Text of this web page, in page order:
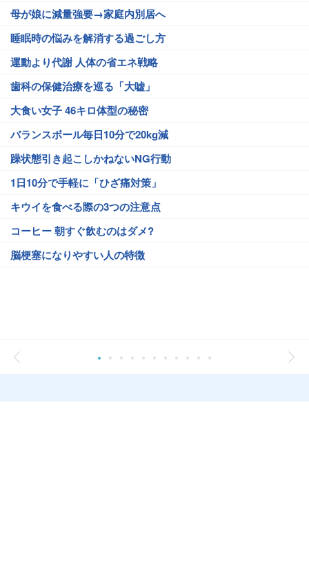
母が娘に減量強要→家庭内別居へ
睡眠時の悩みを解消する過ごし方
運動より代謝 人体の省エネ戦略
歯科の保健治療を巡る「大嘘」
大食い女子 46キロ体型の秘密
バランスボール毎日10分で20kg減
躁状態引き起こしかねないNG行動
1日10分で手軽に「ひざ痛対策」
キウイを食べる際の3つの注意点
コーヒー 朝すぐ飲むのはダメ?
脳梗塞になりやすい人の特徴